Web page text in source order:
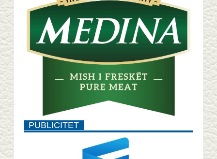
PUBLICITET